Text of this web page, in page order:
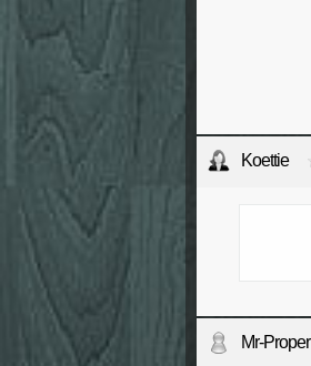
Koettie
Mr-Proper